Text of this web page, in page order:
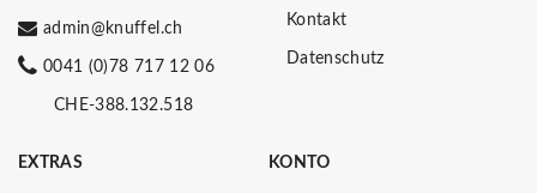
admin@knuffel.ch
0041 (0)78 717 12 06
CHE-388.132.518
Kontakt
Datenschutz
EXTRAS KONTO